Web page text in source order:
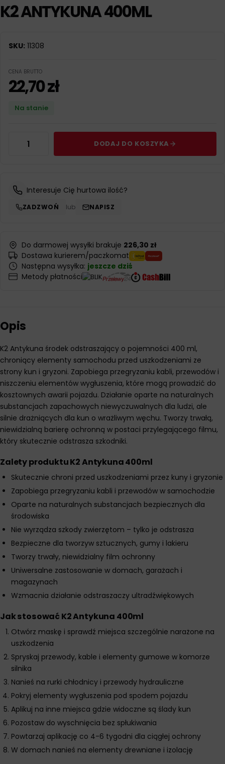
K2 ANTYKUNA 400ML
SKU: 11308
CENA BRUTTO
22,70zł
Na stanie
DODAJ DO KOSZYKA
Interesuje Cię hurtowa ilość?
ZADZWOŃ lub NAPISZ
Do darmowej wysyłki brakuje 226,30 zł
Dostawa kurierem/paczkomat
Następna wysyłka: jeszcze dziś
Metody płatności
Opis
K2 Antykuna środek odstraszający o pojemności 400 ml,
chroniący elementy samochodu przed uszkodzeniami ze
strony kun i gryzoni. Zapobiega przegryzaniu kabli, przewodów i
niszczeniu elementów wygłuszenia, które mogą prowadzić do
kosztownych awarii pojazdu. Działanie oparte na naturalnych
substancjach zapachowych niewyczuwalnych dla ludzi, ale
silnie drażniących dla kun o wrażliwym węchu. Tworzy trwałą,
niewidzialną barierę ochronną w postaci przylegającego filmu,
który skutecznie odstrasza szkodniki.
Zalety produktu K2 Antykuna 400ml
Skutecznie chroni przed uszkodzeniami przez kuny i gryzonie
Zapobiega przegryzaniu kabli i przewodów w samochodzie
Oparte na naturalnych substancjach bezpiecznych dla
środowiska
Nie wyrządza szkody zwierzętom – tylko je odstrasza
Bezpieczne dla tworzyw sztucznych, gumy i lakieru
Tworzy trwały, niewidzialny film ochronny
Uniwersalne zastosowanie w domach, garażach i
magazynach
Wzmacnia działanie odstraszaczy ultradźwiękowych
Jak stosować K2 Antykuna 400ml
Otwórz maskę i sprawdź miejsca szczególnie narażone na
uszkodzenia
Spryskaj przewody, kable i elementy gumowe w komorze
silnika
Nanieś na rurki chłodnicy i przewody hydrauliczne
Pokryj elementy wygłuszenia pod spodem pojazdu
Aplikuj na inne miejsca gdzie widoczne są ślady kun
Pozostaw do wyschnięcia bez spłukiwania
Powtarzaj aplikację co 4-6 tygodni dla ciągłej ochrony
W domach nanieś na elementy drewniane i izolację